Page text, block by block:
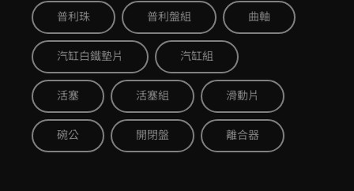
普利珠 普利盤組 曲軸
汽缸白鐵墊片 汽缸組
活塞 活塞組 滑動片
碗公 開閉盤 離合器